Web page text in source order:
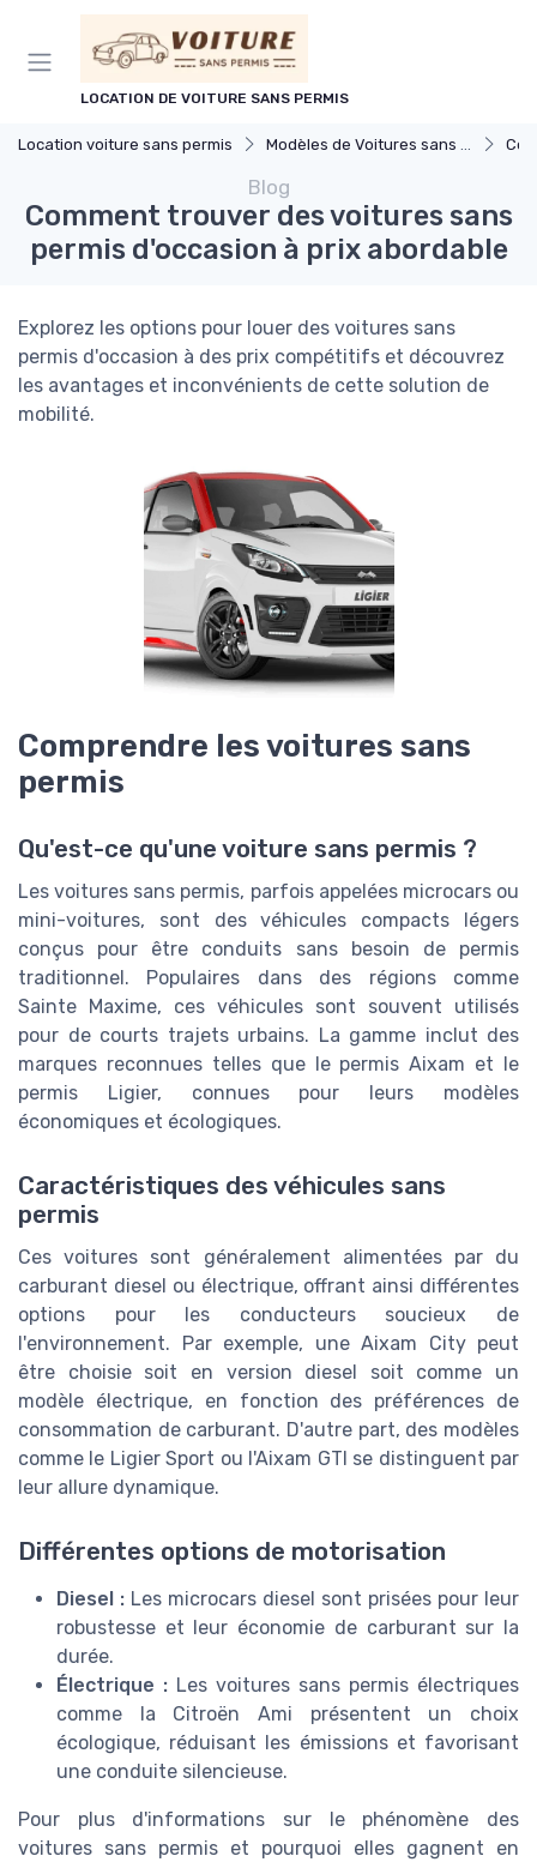
LOCATION DE VOITURE SANS PERMIS
Location voiture sans permis Modèles de Voitures sans Permis
Blog
Comment trouver des voitures sans
permis d'occasion à prix abordable
Explorez les options pour louer des voitures sans
permis d'occasion à des prix compétitifs et découvrez
les avantages et inconvénients de cette solution de
mobilité.
Comprendre les voitures sans
permis
Qu'est-ce qu'une voiture sans permis ?
Les voitures sans permis, parfois appelées microcars ou
mini-voitures, sont des véhicules compacts légers
conçus pour être conduits sans besoin de permis
traditionnel. Populaires dans des régions comme
Sainte Maxime, ces véhicules sont souvent utilisés
pour de courts trajets urbains. La gamme inclut des
marques reconnues telles que le permis Aixam et le
permis Ligier, connues pour leurs modèles
économiques et écologiques.
Caractéristiques des véhicules sans
permis
Ces voitures sont généralement alimentées par du
carburant diesel ou électrique, offrant ainsi différentes
options pour les conducteurs soucieux de
l'environnement. Par exemple, une Aixam City peut
être choisie soit en version diesel soit comme un
modèle électrique, en fonction des préférences de
consommation de carburant. D'autre part, des modèles
comme le Ligier Sport ou l'Aixam GTI se distinguent par
leur allure dynamique.
Différentes options de motorisation
Diesel : Les microcars diesel sont prisées pour leur
robustesse et leur économie de carburant sur la
durée.
Électrique : Les voitures sans permis électriques
comme la Citroën Ami présentent un choix
écologique, réduisant les émissions et favorisant
une conduite silencieuse.
Pour plus d'informations sur le phénomène des
voitures sans permis et pourquoi elles gagnent en